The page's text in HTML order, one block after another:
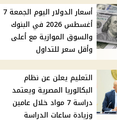
أسعار الدولار اليوم الجمعة 7
أغسطس 2026 في البنوك
والسوق الموازية مع أعلى
وأقل سعر للتداول
التعليم يعلن عن نظام
البكالوريا المصرية ويعتمد
دراسة 7 مواد خلال عامين
وزيادة ساعات الدراسة